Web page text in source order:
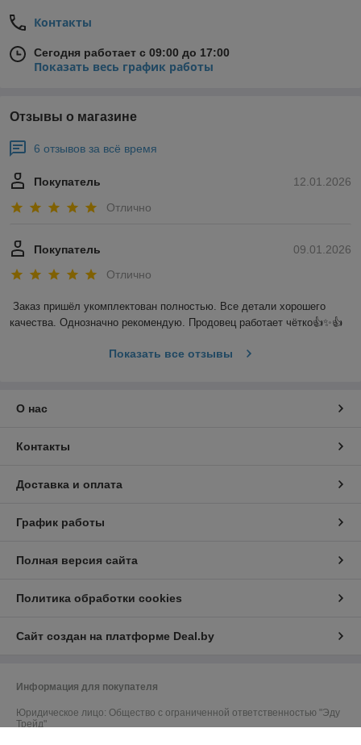
Контакты
Сегодня работает с 09:00 до 17:00
Показать весь график работы
Отзывы о магазине
6 отзывов за всё время
12.01.2026
Покупатель
Отлично
09.01.2026
Покупатель
Отлично
Заказ пришёл укомплектован полностью. Все детали хорошего
качества. Однозначно рекомендую. Продовец работает чётко👍✨️👍
Показать все отзывы
О нас
Контакты
Доставка и оплата
График работы
Полная версия сайта
Политика обработки cookies
Сайт создан на платформе Deal.by
Информация для покупателя
Юридическое лицо: Общество с ограниченной ответственностью "Эду
Трейд"